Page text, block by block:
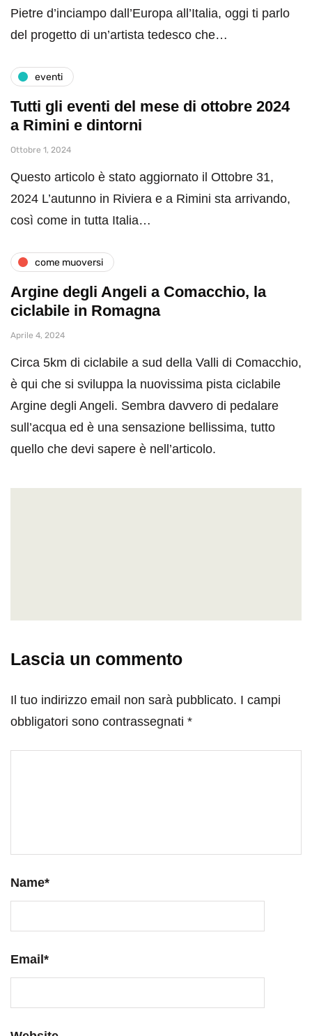
Pietre d’inciampo dall’Europa all’Italia, oggi ti parlo
del progetto di un’artista tedesco che…
eventi
Tutti gli eventi del mese di ottobre 2024
a Rimini e dintorni
Ottobre 1, 2024
Questo articolo è stato aggiornato il Ottobre 31,
2024 L’autunno in Riviera e a Rimini sta arrivando,
così come in tutta Italia…
come muoversi
Argine degli Angeli a Comacchio, la
ciclabile in Romagna
Aprile 4, 2024
Circa 5km di ciclabile a sud della Valli di Comacchio,
è qui che si sviluppa la nuovissima pista ciclabile
Argine degli Angeli. Sembra davvero di pedalare
sull’acqua ed è una sensazione bellissima, tutto
quello che devi sapere è nell’articolo.
Lascia un commento
Il tuo indirizzo email non sarà pubblicato. I campi
obbligatori sono contrassegnati *
Name*
Email *